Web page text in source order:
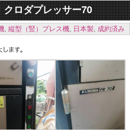
ロダプレッサー70
, 縦型（竪）プレス機, 日本製, 成約済み